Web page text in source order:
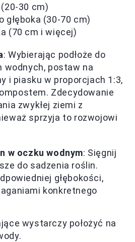
30 cm)
głęboka (30-70 cm)
(70 cm i więcej)
: Wybierając podłoże do
wodnych, postaw na
i piasku w proporcjach 1:3,
Zdecydowanie
zwykłej ziemi z
sprzyja to rozwojowi
w oczku wodnym: Sięgnij
do sadzenia roślin.
głębokości,
konkretnego
wystarczy położyć na